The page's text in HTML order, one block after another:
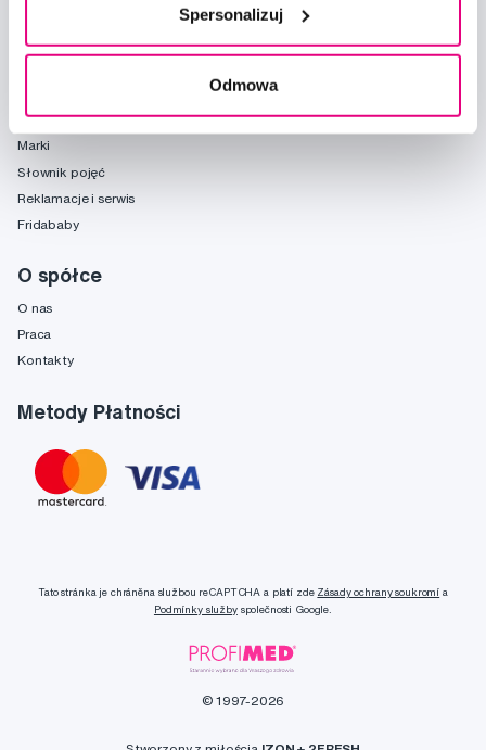
Spersonalizuj
Odmowa
Ochrona danych osobowych
Poradnia
Marki
Słownik pojęć
Reklamacje i serwis
Fridababy
O spółce
O nas
Praca
Kontakty
Metody Płatności
Tato stránka je chráněna službou reCAPTCHA a platí zde Zásady ochrany soukromí a
Podmínky službyspolečnosti Google.
© 1997-2026